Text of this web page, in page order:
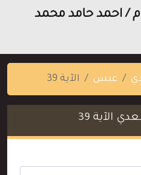
/ احمد حامد محمد
عبس الآية 39
الآية 39